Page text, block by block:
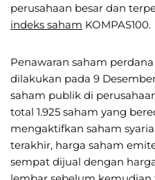
perusahaan besar dan
indeks saham KOMPAS100.
Penawaran saham
dilakukan pada 9
saham publik di
total 1.925 saham yang
mengaktifkan saham
terakhir, harga saham
sempat dijual dengan